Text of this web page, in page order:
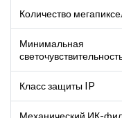
Количество
Минимальная
Класс защиты IP
Механический ИК-